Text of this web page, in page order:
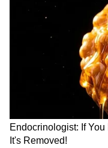
வெற்றி கழகம்'
வேலைடா இது?